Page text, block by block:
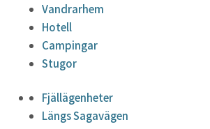
Vandrarhem
Hotell
Campingar
Stugor
Fjällägenheter
Längs Sagavägen